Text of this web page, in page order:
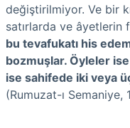
değiştirilmiyor. Ve bir
satırlarda ve âyetlerin
bu tevafukatı his
bozmuşlar. Öyleler
ise sahifede iki veya
(Rumuzat-ı Semaniye,